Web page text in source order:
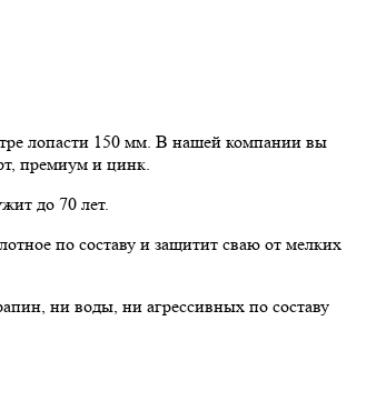
лопасти 150 мм. В нашей компании вы
премиум и цинк.
до 70 лет.
по составу и защитит сваю от мелких
ни воды, ни агрессивных по составу